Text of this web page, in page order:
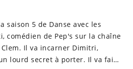
saison 5 de Danse avec les
comédien de Pep's sur la chaîne
Il va incarner Dimitri,
lourd secret à porter. Il va faire